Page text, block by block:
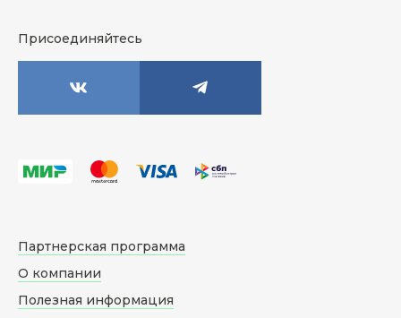
Присоединяйтесь
Партнерская программа
О компании
Полезная информация